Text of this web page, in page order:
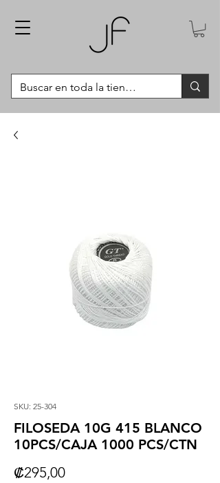
SKU: 25-304
FILOSEDA 10G 415 BLANCO
10PCS/CAJA 1000 PCS/CTN
₡295,00Precio